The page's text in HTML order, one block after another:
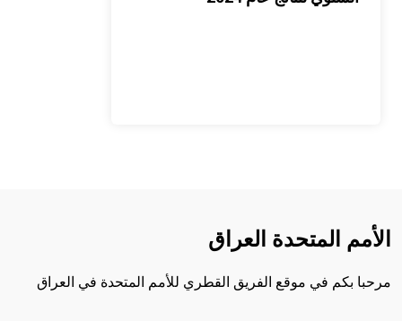
الأمم المتحدة العراق
مرحبا بكم في موقع الفريق القطري للأمم المتحدة في العراق